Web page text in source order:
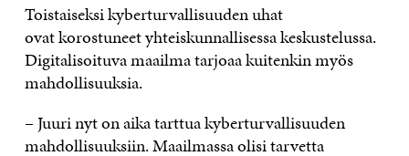
Toistaiseksi kyberturvallisuuden uhat
ovat korostuneet yhteiskunnallisessa keskustelussa.
Digitalisoituva maailma tarjoaa kuitenkin myös
mahdollisuuksia.
– Juuri nyt on aika tarttua kyberturvallisuuden
mahdollisuuksiin. Maailmassa olisi tarvetta